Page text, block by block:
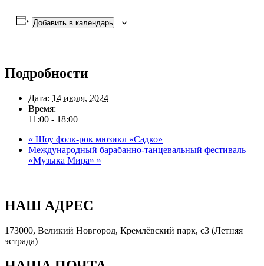
Добавить в календарь
Подробности
Дата: 14 июля, 2024
Время:
11:00 - 18:00
« Шоу фолк-рок мюзикл «Садко»
Международный барабанно-танцевальный фестиваль
«Музыка Мира» »
НАШ АДРЕС
173000, Великий Новгород, Кремлёвский парк, с3 (Летняя
эстрада)